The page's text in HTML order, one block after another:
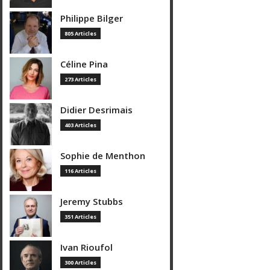
Philippe Bilger
805 Articles
Céline Pina
273 Articles
Didier Desrimais
403 Articles
Sophie de Menthon
116 Articles
Jeremy Stubbs
351 Articles
Ivan Rioufol
300 Articles